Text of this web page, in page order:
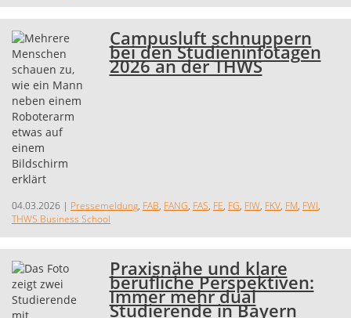
Campusluft schnuppern
bei den Studieninfotagen
2026 an der THWS
04.03.2026 | Pressemeldung, FAB, FANG, FAS, FE, FG, FIW, FKV, FM, FWI,
THWS Business School
Praxisnähe und klare
berufliche Perspektiven:
Immer mehr dual
Studierende in Bayern